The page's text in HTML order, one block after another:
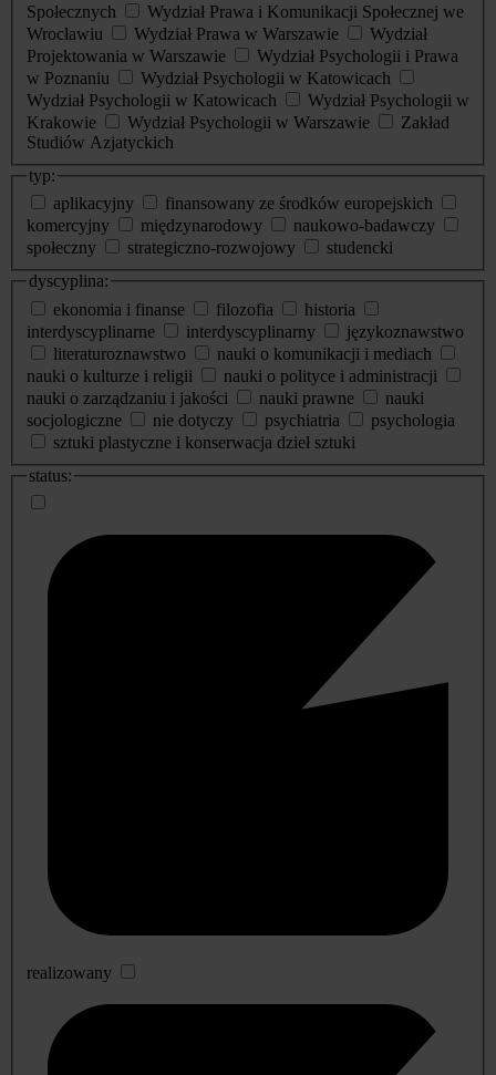
Społecznych
Wydział Prawa i Komunikacji Społecznej we
Wrocławiu
Wydział Prawa w Warszawie
Wydział
Projektowania w Warszawie
Wydział Psychologii i Prawa
w Poznaniu
Wydział Psychologii w Katowicach
Wydział Psychologii w Katowicach
Wydział Psychologii w
Krakowie
Wydział Psychologii w Warszawie
Zakład
Studiów Azjatyckich
typ:
aplikacyjny
finansowany ze środków europejskich
komercyjny
międzynarodowy
naukowo-badawczy
społeczny
strategiczno-rozwojowy
studencki
dyscyplina:
ekonomia i finanse
filozofia
historia
interdyscyplinarne
interdyscyplinarny
językoznawstwo
literaturoznawstwo
nauki o komunikacji i mediach
nauki o kulturze i religii
nauki o polityce i administracji
nauki o zarządzaniu i jakości
nauki prawne
nauki
socjologiczne
nie dotyczy psychiatria
psychologia
sztuki plastyczne i konserwacja dzieł sztuki
status:
realizowany